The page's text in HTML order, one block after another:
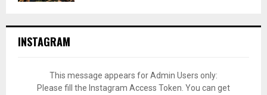
INSTAGRAM
This message appears for Admin Users only:
Please fill the Instagram Access Token. You can get